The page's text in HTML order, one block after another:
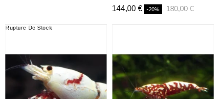
144,00 € -20% 180,00 €
Rupture De Stock